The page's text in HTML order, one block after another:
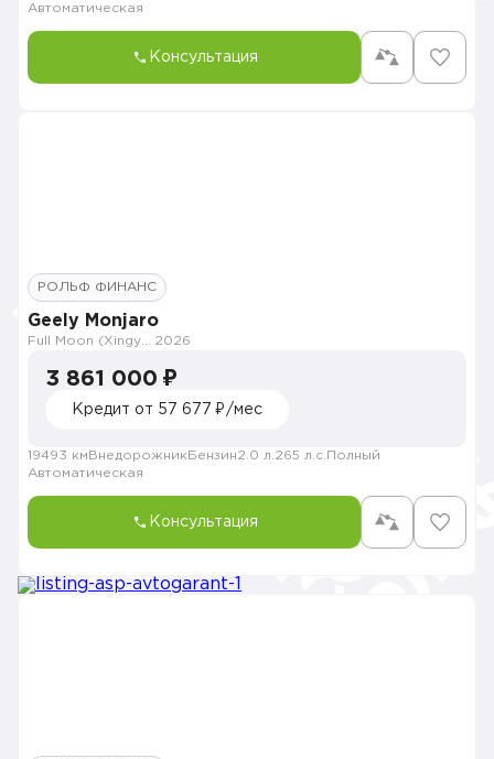
Автоматическая
Консультация
РОЛЬФ ФИНАНС
Geely Monjaro
2026
3 861 000 ₽
Кредит от 57 677 ₽/мес
19493 км Внедорожник Бензин2.0 л. 265 л.с. Полный
Автоматическая
Консультация